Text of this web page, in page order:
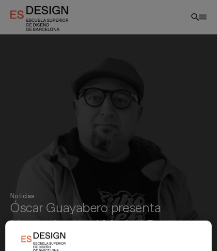
contenido
principal
Noticias
Óscar Guayabero presenta
Neutopías en el Madrid Design
Festival